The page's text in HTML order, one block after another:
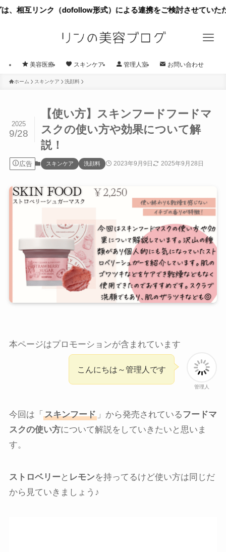
（dofollow形式）による連携をご検討させていただきたくご
美容医療 スキンケア 管理人室 お問い合わせ
ホーム スキンケア 洗顔料
【使い方】スキンフードフードマ
スクの使い方や効果について解
説！
2025
9/28
広告 スキンケア 洗顔料 2023年9月9日 2025年9月28日
本ページはプロモーションが含まれています
管理人
こんにちは～管理人です
今回は「 スキンフード」から発売されているフードマ
スクの使い方について解説をしていきたいと思いま
す。
ストロベリーと レモンを持ってるけど使い方は同じだ
から見ていきましょう♪